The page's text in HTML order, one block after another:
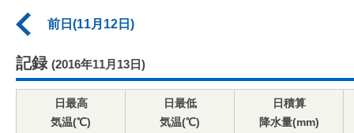
前日(11月12日)
記録 (2016年11月13日)
日最高
気温(℃)
日最低
気温(℃)
日積算
降水量(mm)